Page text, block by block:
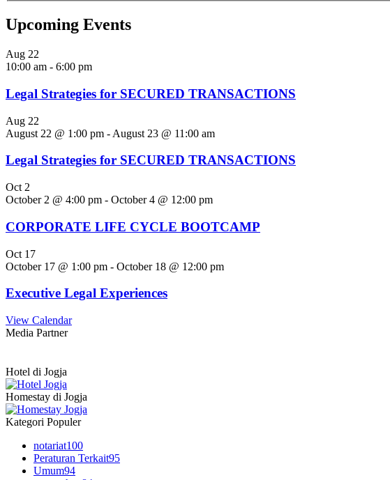
Upcoming Events
Aug 22
10:00 am - 6:00 pm
Legal Strategies for SECURED TRANSACTIONS
Aug 22
August 22 @ 1:00 pm - August 23 @ 11:00 am
Legal Strategies for SECURED TRANSACTIONS
Oct 2
October 2 @ 4:00 pm - October 4 @ 12:00 pm
CORPORATE LIFE CYCLE BOOTCAMP
Oct 17
October 17 @ 1:00 pm - October 18 @ 12:00 pm
Executive Legal Experiences
View Calendar
Media Partner
Hotel di Jogja
Homestay di Jogja
Kategori Populer
notariat100
Peraturan Terkait95
Umum94